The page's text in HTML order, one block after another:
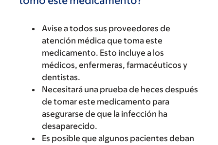
Avise a todos sus proveedores de
atención médica que toma este
medicamento. Esto incluye a los
médicos, enfermeras, farmacéuticos y
dentistas.
Necesitará una prueba de heces después
de tomar este medicamento para
asegurarse de que la infección ha
desaparecido.
Es posible que algunos pacientes deban